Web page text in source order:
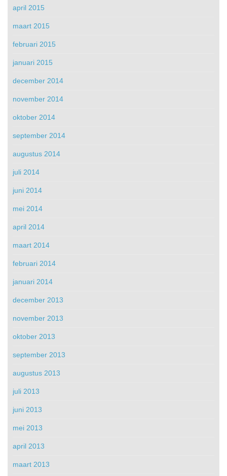
april 2015
maart 2015
februari 2015
januari 2015
december 2014
november 2014
oktober 2014
september 2014
augustus 2014
juli 2014
juni 2014
mei 2014
april 2014
maart 2014
februari 2014
januari 2014
december 2013
november 2013
oktober 2013
september 2013
augustus 2013
juli 2013
juni 2013
mei 2013
april 2013
maart 2013